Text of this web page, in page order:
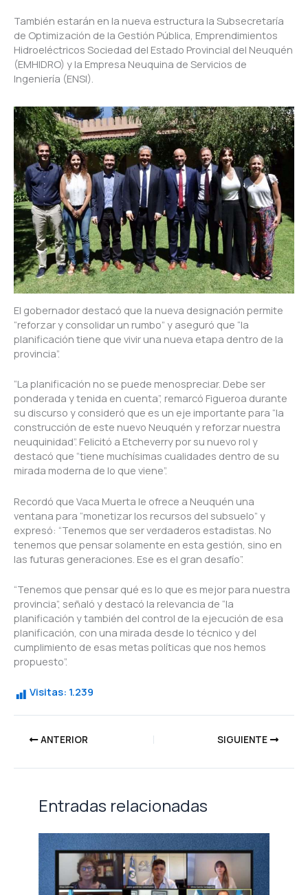
También estarán en la nueva estructura la Subsecretaría
de Optimización de la Gestión Pública, Emprendimientos
Hidroeléctricos Sociedad del Estado Provincial del Neuquén
(EMHIDRO) y la Empresa Neuquina de Servicios de
Ingeniería (ENSI).
El gobernador destacó que la nueva designación permite
“reforzar y consolidar un rumbo” y aseguró que “la
planificación tiene que vivir una nueva etapa dentro de la
provincia”.
“La planificación no se puede menospreciar. Debe ser
ponderada y tenida en cuenta”, remarcó Figueroa durante
su discurso y consideró que es un eje importante para “la
construcción de este nuevo Neuquén y reforzar nuestra
neuquinidad”. Felicitó a Etcheverry por su nuevo rol y
destacó que “tiene muchísimas cualidades dentro de su
mirada moderna de lo que viene”.
Recordó que Vaca Muerta le ofrece a Neuquén una
ventana para “monetizar los recursos del subsuelo” y
expresó: “Tenemos que ser verdaderos estadistas. No
tenemos que pensar solamente en esta gestión, sino en
las futuras generaciones. Ese es el gran desafío”.
“Tenemos que pensar qué es lo que es mejor para nuestra
provincia”, señaló y destacó la relevancia de “la
planificación y también del control de la ejecución de esa
planificación, con una mirada desde lo técnico y del
cumplimiento de esas metas políticas que nos hemos
propuesto”.
Visitas: 1.239
ANTERIOR SIGUIENTE
Entradas relacionadas